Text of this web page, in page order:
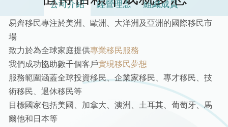
公司介紹 經營理念 組織成員
易齊移民專注於美洲、歐洲、大洋洲及亞洲的國際移民市
場
致力於為全球家庭提供專業移民服務
我們成功協助數千個客戶實現移民夢想
服務範圍涵蓋全球投資移民、企業家移民、專才移民、技
術移民、退休移民等
目標國家包括美國、加拿大、澳洲、土耳其、葡萄牙、馬
爾他和日本等